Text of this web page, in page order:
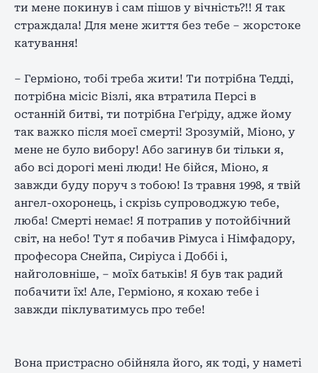
ти мене покинув і сам пішов у вічність?!! Я так
страждала! Для мене життя без тебе – жорстоке
катування!
– Герміоно, тобі треба жити! Ти потрібна Тедді,
потрібна місіс Візлі, яка втратила Персі в
останній битві, ти потрібна Геґріду, адже йому
так важко після моєї смерті! Зрозумій, Міоно, у
мене не було вибору! Або загинув би тільки я,
або всі дорогі мені люди! Не бійся, Міоно, я
завжди буду поруч з тобою! Із травня 1998, я твій
ангел-охоронець, і скрізь супроводжую тебе,
люба! Смерті немає! Я потрапив у потойбічний
світ, на небо! Тут я побачив Рімуса і Німфадору,
професора Снейпа, Сиріуса і Доббі і,
найголовніше, – моїх батьків! Я був так радий
побачити їх! Але, Герміоно, я кохаю тебе і
завжди піклуватимусь про тебе!
Вона пристрасно обійняла його, як тоді, у наметі